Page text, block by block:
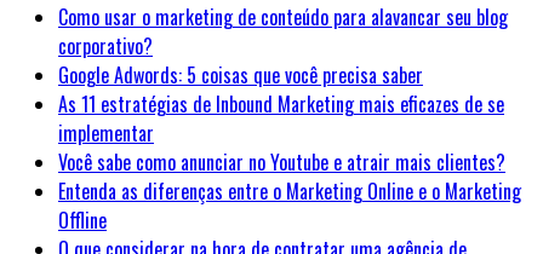
Como usar o marketing de conteúdo para alavancar seu blog
corporativo?
Google Adwords: 5 coisas que você precisa saber
As 11 estratégias de Inbound Marketing mais eficazes de se
implementar
Você sabe como anunciar no Youtube e atrair mais clientes?
Entenda as diferenças entre o Marketing Online e o Marketing
Offline